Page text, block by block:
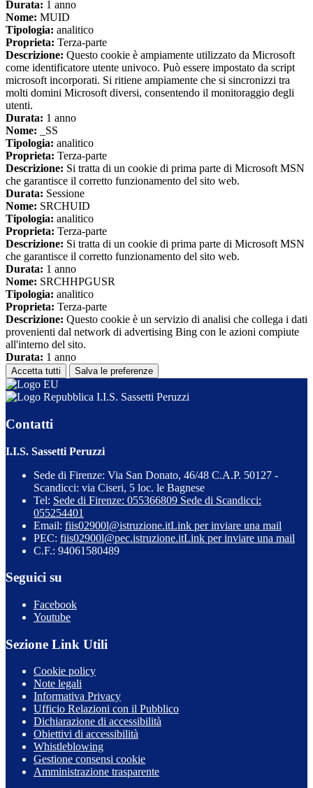
Durata: 1 anno
Nome: MUID
Tipologia: analitico
Proprieta: Terza-parte
Descrizione: Questo cookie è ampiamente utilizzato da Microsoft
come identificatore utente univoco. Può essere impostato da script
microsoft incorporati. Si ritiene ampiamente che si sincronizzi tra
molti domini Microsoft diversi, consentendo il monitoraggio degli
utenti.
Durata: 1 anno
Nome: _SS
Tipologia: analitico
Proprieta: Terza-parte
Descrizione: Si tratta di un cookie di prima parte di Microsoft MSN
che garantisce il corretto funzionamento del sito web.
Durata: Sessione
Nome: SRCHUID
Tipologia: analitico
Proprieta: Terza-parte
Descrizione: Si tratta di un cookie di prima parte di Microsoft MSN
che garantisce il corretto funzionamento del sito web.
Durata: 1 anno
Nome: SRCHHPGUSR
Tipologia: analitico
Proprieta: Terza-parte
Descrizione: Questo cookie è un servizio di analisi che collega i dati
provenienti dal network di advertising Bing con le azioni compiute
all'interno del sito.
Durata: 1 anno
Accetta tutti Salva le preferenze
I.I.S. Sassetti Peruzzi
Contatti
I.I.S. Sassetti Peruzzi
Sede di Firenze: Via San Donato, 46/48 C.A.P. 50127 -
Scandicci: via Ciseri, 5 loc. le Bagnese
Tel: Sede di Firenze: 055366809 Sede di Scandicci:
055254401
Email: fiis02900l@istruzione.itLink per inviare una mail
PEC: fiis02900l@pec.istruzione.itLink per inviare una mail
C.F.: 94061580489
Seguici su
Facebook
Youtube
Sezione Link Utili
Cookie policy
Note legali
Informativa Privacy
Ufficio Relazioni con il Pubblico
Dichiarazione di accessibilità
Obiettivi di accessibilità
Whistleblowing
Gestione consensi cookie
Amministrazione trasparente